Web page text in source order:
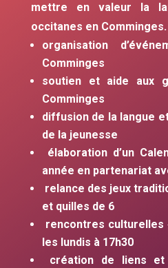
mettre en valeur la
occitanes en
organisation
Comminges
soutien et aide aux
Comminges
diffusion de la langue
de la jeunesse
élaboration d’un
année en partenariat
relance des jeux
et quilles de 6
rencontres culturelles
les lundis à 17h30
création de liens